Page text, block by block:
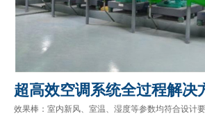
超高效空调系统全过程解决
效果棒：室内新风、室温、湿度等参数均符合设计